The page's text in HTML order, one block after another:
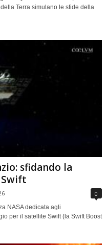
Terra simulano le sfide della
sfidando la
0
NASA dedicata agli
per il satellite Swift (la Swift Boost